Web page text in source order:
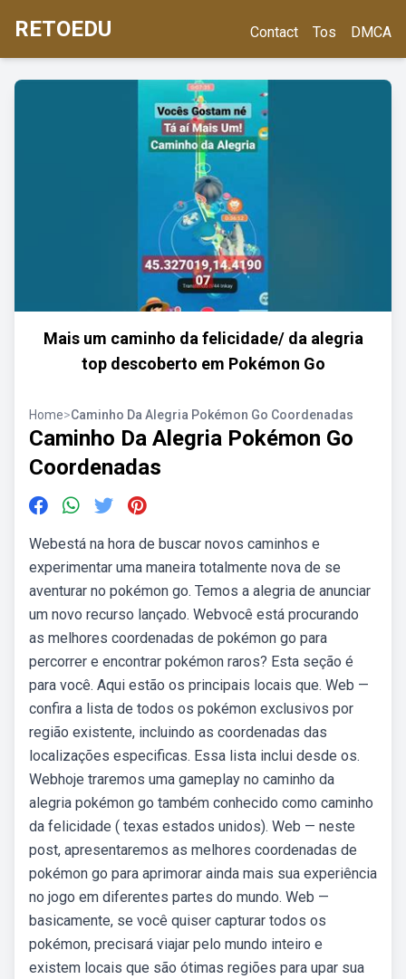
RETOEDU Contact Tos DMCA
Mais um caminho da felicidade/ da alegria
top descoberto em Pokémon Go
Home>Caminho Da Alegria Pokémon Go Coordenadas
Caminho Da Alegria Pokémon Go
Coordenadas
Webestá na hora de buscar novos caminhos e
experimentar uma maneira totalmente nova de se
aventurar no pokémon go. Temos a alegria de anunciar
um novo recurso lançado. Webvocê está procurando
as melhores coordenadas de pokémon go para
percorrer e encontrar pokémon raros? Esta seção é
para você. Aqui estão os principais locais que. Web —
confira a lista de todos os pokémon exclusivos por
região existente, incluindo as coordenadas das
localizações especificas. Essa lista inclui desde os.
Webhoje traremos uma gameplay no caminho da
alegria pokémon go também conhecido como caminho
da felicidade ( texas estados unidos). Web — neste
post, apresentaremos as melhores coordenadas de
pokémon go para aprimorar ainda mais sua experiência
no jogo em diferentes partes do mundo. Web —
basicamente, se você quiser capturar todos os
pokémon, precisará viajar pelo mundo inteiro e
existem locais que são ótimas regiões para upar sua